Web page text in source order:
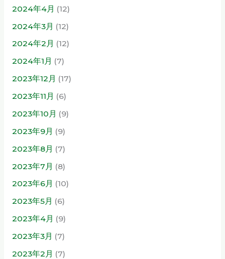
2024年4月 (12)
2024年3月 (12)
2024年2月 (12)
2024年1月 (7)
2023年12月 (17)
2023年11月 (6)
2023年10月 (9)
2023年9月 (9)
2023年8月 (7)
2023年7月 (8)
2023年6月 (10)
2023年5月 (6)
2023年4月 (9)
2023年3月 (7)
2023年2月 (7)